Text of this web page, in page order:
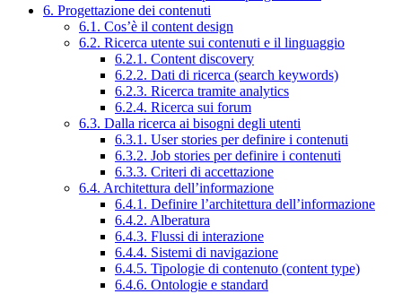
6. Progettazione dei contenuti
6.1. Cos’è il content design
6.2. Ricerca utente sui contenuti e il linguaggio
6.2.1. Content discovery
6.2.2. Dati di ricerca (search keywords)
6.2.3. Ricerca tramite analytics
6.2.4. Ricerca sui forum
6.3. Dalla ricerca ai bisogni degli utenti
6.3.1. User stories per definire i contenuti
6.3.2. Job stories per definire i contenuti
6.3.3. Criteri di accettazione
6.4. Architettura dell’informazione
6.4.1. Definire l’architettura dell’informazione
6.4.2. Alberatura
6.4.3. Flussi di interazione
6.4.4. Sistemi di navigazione
6.4.5. Tipologie di contenuto (content type)
6.4.6. Ontologie e standard